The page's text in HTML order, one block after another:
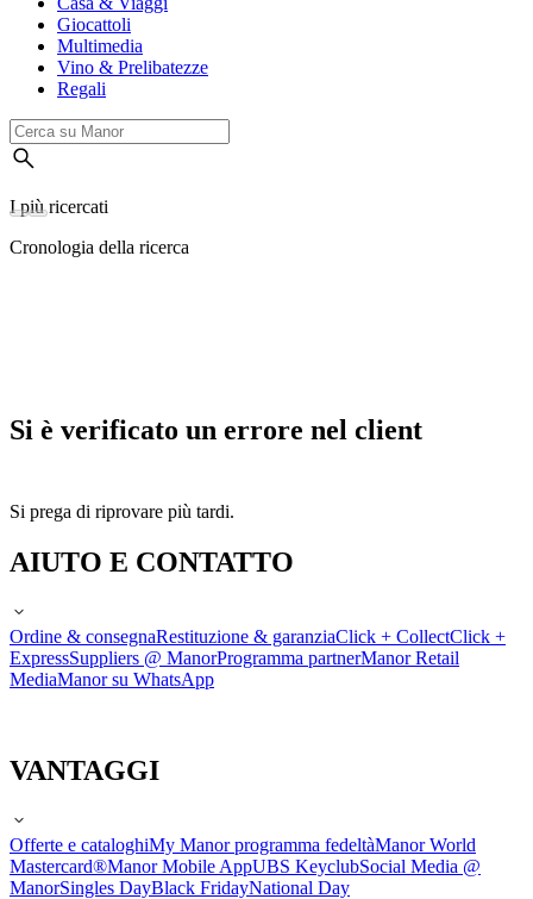
Giocattoli
Multimedia
Vino & Prelibatezze
Regali
I più ricercati
Cronologia della ricerca
Si è verificato un errore nel client
Si prega di riprovare più tardi.
AIUTO E CONTATTO
Ordine & consegnaRestituzione & garanziaClick + CollectClick +
ExpressSuppliers @ ManorProgramma partnerManor Retail
MediaManor su WhatsApp
VANTAGGI
Offerte e cataloghiMy Manor programma fedeltàManor World
Mastercard®Manor Mobile AppUBS KeyclubSocial Media @
ManorSingles DayBlack FridayNational Day